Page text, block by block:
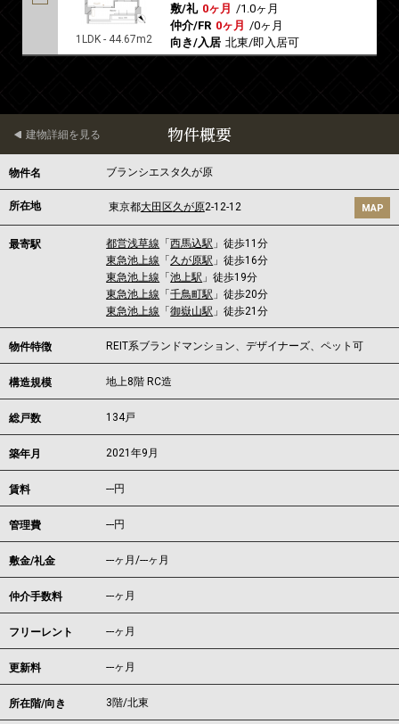
1LDK - 44.67m2
敷/礼 0ヶ月 /1.0ヶ月
仲介/FR 0ヶ月 /0ヶ月
向き/入居 北東/即入居可
物件概要
建物詳細を見る
物件名 ブランシエスタ久が原
所在地 東京都大田区久が原2-12-12 MAP
最寄駅 都営浅草線 「西馬込駅 」徒歩11分
東急池上線 「 久が原駅 」徒歩16分
東急池上線 「池上駅 」徒歩19分
東急池上線 「千鳥町駅 」徒歩20分
東急池上線 「御嶽山駅 」徒歩21分
物件特徴 REIT系ブランドマンション、デザイナーズ、ペット可
構造規模 地上8階 RC造
総戸数 134戸
築年月 2021年9月
賃料 ---円
管理費 ---円
敷金/礼金 ---ヶ月/---ヶ月
仲介手数料 ---ヶ月
フリーレント ---ヶ月
更新料 ---ヶ月
所在階/向き 3階/北東